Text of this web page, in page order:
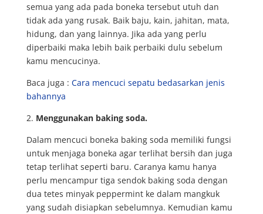
semua yang ada pada boneka tersebut utuh dan
tidak ada yang rusak. Baik baju, kain, jahitan, mata,
hidung, dan yang lainnya. Jika ada yang perlu
diperbaiki maka lebih baik perbaiki dulu sebelum
kamu mencucinya.
Baca juga : Cara mencuci sepatu bedasarkan jenis
bahannya
2. Menggunakan baking soda.
Dalam mencuci boneka baking soda memiliki fungsi
untuk menjaga boneka agar terlihat bersih dan juga
tetap terlihat seperti baru. Caranya kamu hanya
perlu mencampur tiga sendok baking soda dengan
dua tetes minyak peppermint ke dalam mangkuk
yang sudah disiapkan sebelumnya. Kemudian kamu